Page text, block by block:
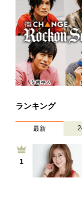
ランキング
最新
1